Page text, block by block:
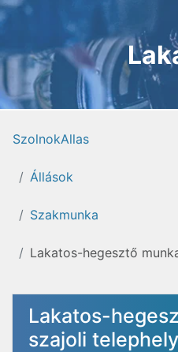
SzolnokAllas
Állások
Szakmunka
Lakatos-hegesztő
Lakatos-
szajoli